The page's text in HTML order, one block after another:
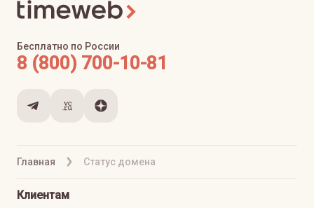
Главная Статус домена
Бесплатно по России
8 (800) 700-10-81
Клиентам